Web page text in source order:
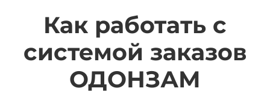
Как работать с
системой заказов
ОДОНЗАМ